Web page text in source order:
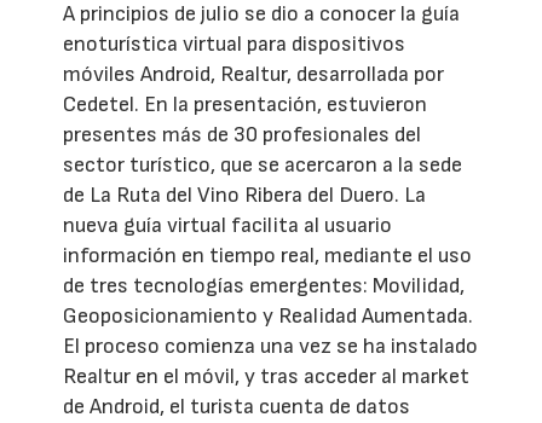
A principios de julio se dio a conocer la guía
enoturística virtual para dispositivos
móviles Android, Realtur, desarrollada por
Cedetel. En la presentación, estuvieron
presentes más de 30 profesionales del
sector turístico, que se acercaron a la sede
de La Ruta del Vino Ribera del Duero. La
nueva guía virtual facilita al usuario
información en tiempo real, mediante el uso
de tres tecnologías emergentes: Movilidad,
Geoposicionamiento y Realidad Aumentada.
El proceso comienza una vez se ha instalado
Realtur en el móvil, y tras acceder al market
de Android, el turista cuenta de datos